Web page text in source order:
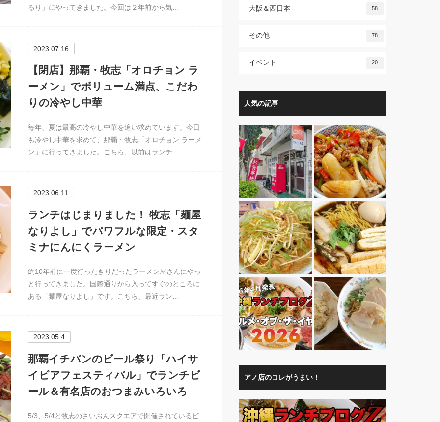
るり」にやってきました。今回は２年前から気…
2023.07.16
【閉店】那覇・牧志「オロチョン ラ
ーメン」でボリューム満点、こだわ
りの冷やし中華
毎年、夏は最高の冷やし中華を追い求めています。今日
も冷やし中華を求めて、那覇・牧志「オロチョン ラーメ
ン」に行ってきました。こちら、以前はランチ…
2023.06.11
ランチはじまりました！ 牧志「麺屋
なりよし」でパワフルな限定・スタ
ミナにんにくラーメン
約10年前に一度行ったきりだったラーメン屋さんにやっ
と行ってきました。国際通りから入ってすぐのところに
ある「麺屋なりよし」です。こちら、最近ラン…
2023.05.4
那覇イチバンのビール祭り「ハイサ
イビアフェスティバル」でランチビ
ール＆有名店のおつまみいろいろ
5/3、5/4と牧志のさいおんスクエアで開催されているビ
大阪＆西日本 58
その他 78
イベント 20
人気の記事
アノ店のコレがうまい！